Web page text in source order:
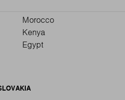
Morocco
Kenya
Egypt